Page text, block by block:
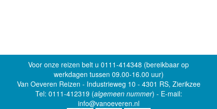
Voor onze reizen belt u 0111-414348 (bereikbaar op
werkdagen tussen 09.00-16.00 uur)
Van Oeveren Reizen - Industrieweg 10 - 4301 RS, Zierikzee
Tel: 0111-412319 (algemeen nummer) - E-mail:
info@vanoeveren.nl